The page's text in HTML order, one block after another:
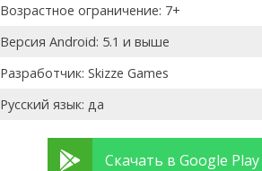
Возрастное ограничение: 7+
Версия Android: 5.1 и выше
Разработчик: Skizze Games
Русский язык: да
Скачать в Google Play